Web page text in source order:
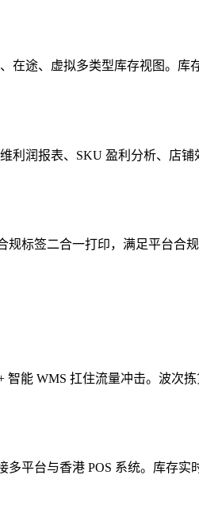
途、虚拟多类型库存视图。库
润报表、SKU 盈利分析、店
标签二合一打印，满足平台合
能 WMS 扛住流量冲击。波次
平台与香港 POS 系统。库存